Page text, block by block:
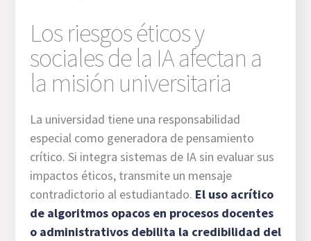
Los riesgos éticos y
sociales de la IA afectan a
la misión universitaria
La universidad tiene una responsabilidad
especial como generadora de pensamiento
crítico. Si integra sistemas de IA sin evaluar sus
impactos éticos, transmite un mensaje
contradictorio al estudiantado. El uso acrítico
de algoritmos opacos en procesos docentes
o administrativos debilita la credibilidad del